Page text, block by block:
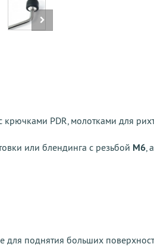
крючками PDR, молотками для
или блендинга с резьбой M6,
для поднятия больших